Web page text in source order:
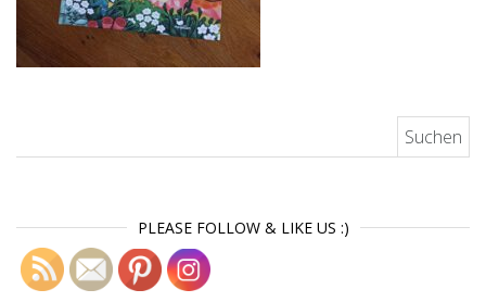
PLEASE FOLLOW & LIKE US :)